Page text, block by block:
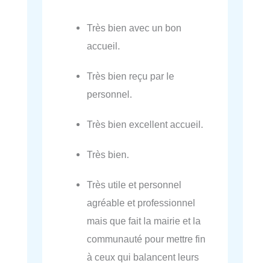
Très bien avec un bon
accueil.
Très bien reçu par le
personnel.
Très bien excellent accueil.
Très bien.
Très utile et personnel
agréable et professionnel
mais que fait la mairie et la
communauté pour mettre fin
à ceux qui balancent leurs